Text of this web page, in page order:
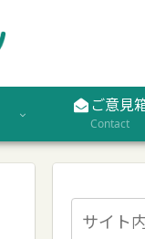
ご意見
Contact